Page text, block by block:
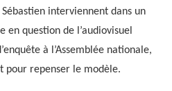
interviennent dans un
question de l’audiovisuel
à l’Assemblée nationale,
pour repenser le modèle.